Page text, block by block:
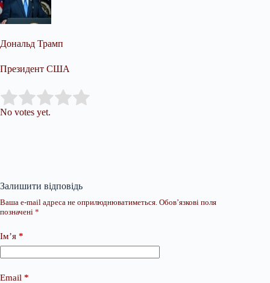
Дональд Трамп
Президент США
Rate this item:
No votes yet.
Залишити відповідь
Ваша e-mail адреса не оприлюднюватиметься. Обов’язкові поля
позначені *
Ім’я *
Email *